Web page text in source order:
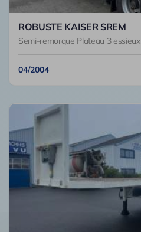
ROBUSTE KAISER SREM
Semi-remorque Plateau 3 essieux
04/2004